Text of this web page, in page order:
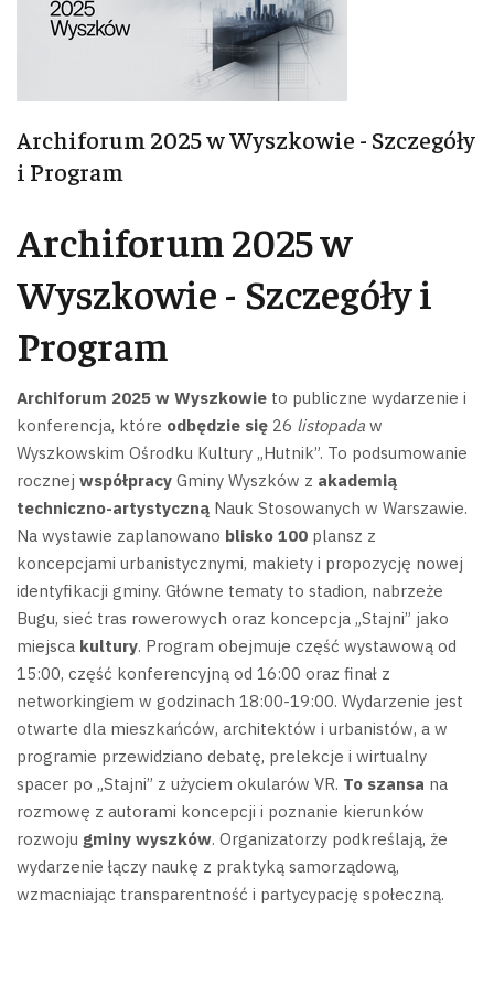
Archiforum 2025 w Wyszkowie - Szczegóły
i Program
Archiforum 2025 w
Wyszkowie - Szczegóły i
Program
Archiforum 2025 w Wyszkowie to publiczne wydarzenie i
konferencja, które odbędzie się 26 listopada w
Wyszkowskim Ośrodku Kultury „Hutnik”. To podsumowanie
rocznej współpracy Gminy Wyszków z akademią
techniczno-artystyczną Nauk Stosowanych w Warszawie.
Na wystawie zaplanowano blisko 100 plansz z
koncepcjami urbanistycznymi, makiety i propozycję nowej
identyfikacji gminy. Główne tematy to stadion, nabrzeże
Bugu, sieć tras rowerowych oraz koncepcja „Stajni” jako
miejsca kultury. Program obejmuje część wystawową od
15:00, część konferencyjną od 16:00 oraz finał z
networkingiem w godzinach 18:00-19:00. Wydarzenie jest
otwarte dla mieszkańców, architektów i urbanistów, a w
programie przewidziano debatę, prelekcje i wirtualny
spacer po „Stajni” z użyciem okularów VR. To szansa na
rozmowę z autorami koncepcji i poznanie kierunków
rozwoju gminy wyszków. Organizatorzy podkreślają, że
wydarzenie łączy naukę z praktyką samorządową,
wzmacniając transparentność i partycypację społeczną.